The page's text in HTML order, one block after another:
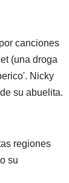
canciones
(una droga
Nicky
su abuelita.
regiones
su